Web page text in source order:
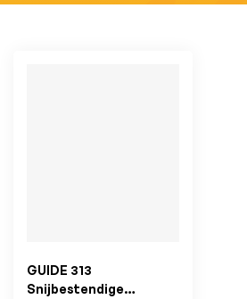
GUIDE 313
Snijbestendige